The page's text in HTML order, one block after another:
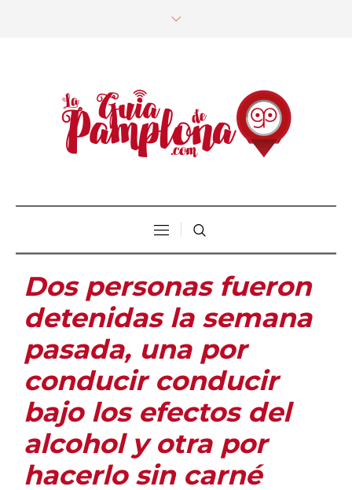
Dos personas fueron
detenidas la semana
pasada, una por
conducir conducir
bajo los efectos del
alcohol y otra por
hacerlo sin carné